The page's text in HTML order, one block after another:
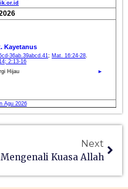
Next
Mengenali Kuasa Allah